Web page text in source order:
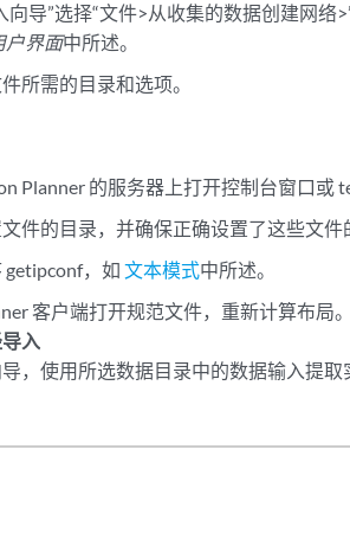
向导”选择“文件>从收集的数据创建网
户界面中所述。
所需的目录和选项。
Planner 的服务器上打开控制台窗口或
件的目录，并确保正确设置了这些文件
getipconf，如文本模式中所述。
客户端打开规范文件，重新计算布局。
入
，使用所选数据目录中的数据输入提取